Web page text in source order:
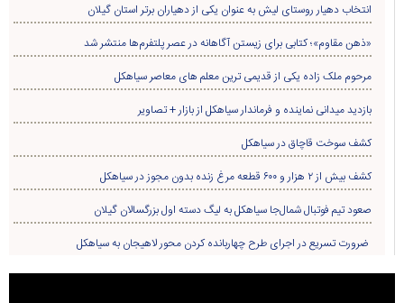
پیگیری حل مشکلات اراضی روستای «کرف‌پشته» توسط مسئولین + تصاویر
«علیرضا احمدی دیلمان» سرپرست نمایندگی میراث‌فرهنگی، گردشگری و صنایع‌دستی
شهرستان سیاهکل شد
۹۹۰ متر از شبکه سیمی روستای لشکریان به کابل خودنگهدار ارتقاء یافت
بازدید مسئولین از پروژه سدسازی روستای زردرود
عهد می‌بندیم از جنایتکاران انتقام بگیریم/ این انتقام، خواست ملّت ما است و به‌طور
حتمی باید صورت بگیرد
دستگیری سارق و مالخر سیم و کابل برق درسیاهکل